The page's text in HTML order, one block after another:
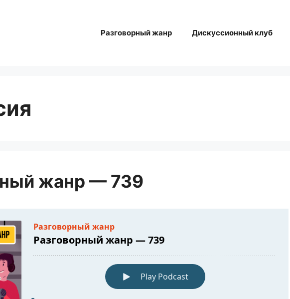
Разговорный жанр Дискуссионный клуб
жанр — 739